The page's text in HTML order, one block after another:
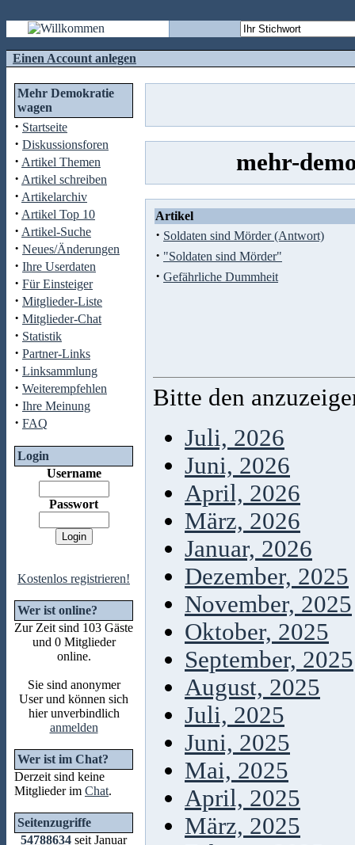
Einen Account anlegen
Mehr Demokratie
wagen
· Startseite
· Diskussionsforen
· Artikel Themen
· Artikel schreiben
· Artikelarchiv
· Artikel Top 10
· Artikel-Suche
· Neues/Änderungen
· Ihre Userdaten
· Für Einsteiger
· Mitglieder-Liste
· Mitglieder-Chat
· Statistik
· Partner-Links
· Linksammlung
· Weiterempfehlen
· Ihre Meinung
· FAQ
Login
Username
Passwort
Kostenlos registrieren!
Wer ist online?
Zur Zeit sind 103 Gäste
und 0 Mitglieder
online.
Sie sind anonymer
User und können sich
hier unverbindlich
anmelden
Wer ist im Chat?
Derzeit sind keine
Mitglieder im Chat.
Seitenzugriffe
54788634 seit Januar
mehr-
Artikel
· Soldaten sind Mörder (Antwort)
· "Soldaten sind Mörder"
· Gefährliche Dummheit
Bitte den
Juli, 2026
Juni, 2026
April, 2026
März, 2026
Januar, 2026
Dezember, 2025
November, 2025
Oktober, 2025
September, 2025
August, 2025
Juli, 2025
Juni, 2025
Mai, 2025
April, 2025
März, 2025